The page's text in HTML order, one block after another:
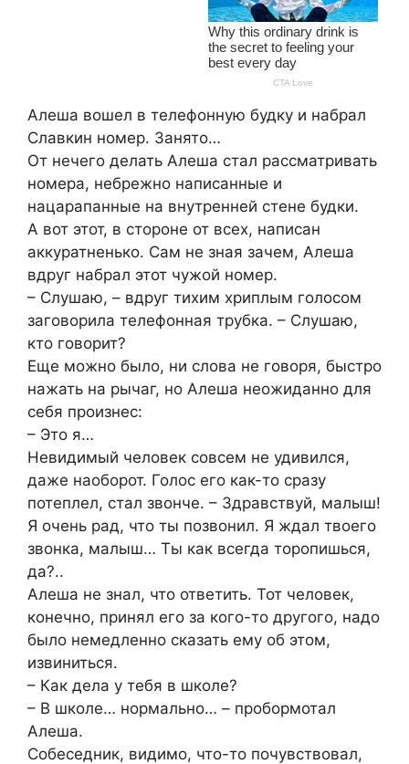
Алеша вошел в телефонную будку и набрал
Славкин номер. Занято…
От нечего делать Алеша стал рассматривать
номера, небрежно написанные и
нацарапанные на внутренней стене будки.
А вот этот, в стороне от всех, написан
аккуратненько. Сам не зная зачем, Алеша
вдруг набрал этот чужой номер.
– Слушаю, – вдруг тихим хриплым голосом
заговорила телефонная трубка. – Слушаю,
кто говорит?
Еще можно было, ни слова не говоря, быстро
нажать на рычаг, но Алеша неожиданно для
себя произнес:
– Это я…
Невидимый человек совсем не удивился,
даже наоборот. Голос его как-то сразу
потеплел, стал звонче. – Здравствуй, малыш!
Я очень рад, что ты позвонил. Я ждал твоего
звонка, малыш… Ты как всегда торопишься,
да?..
Алеша не знал, что ответить. Тот человек,
конечно, принял его за кого-то другого, надо
было немедленно сказать ему об этом,
извиниться.
– Как дела у тебя в школе?
– В школе… нормально… – пробормотал
Алеша.
Собеседник, видимо, что-то почувствовал,